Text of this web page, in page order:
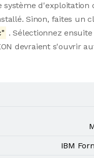
Sinon, faites un
. Sélectionnez
devraient s'ouvrir
IBM